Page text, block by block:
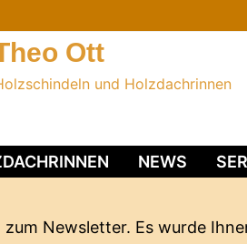
Ott
und Holzdachrinnen
NEWS
Newsletter. Es wurde